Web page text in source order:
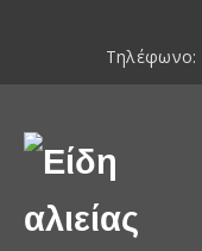
Τηλέφωνο:
Είδη
αλιείας